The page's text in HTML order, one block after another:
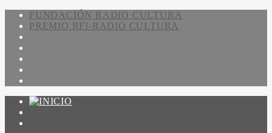
FUNDACIÓN RADIO CULTURA
PREMIO RFI-RADIO CULTURA